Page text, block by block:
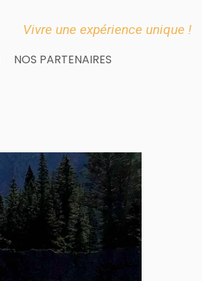
Vivre une expérience unique !
NOS PARTENAIRES